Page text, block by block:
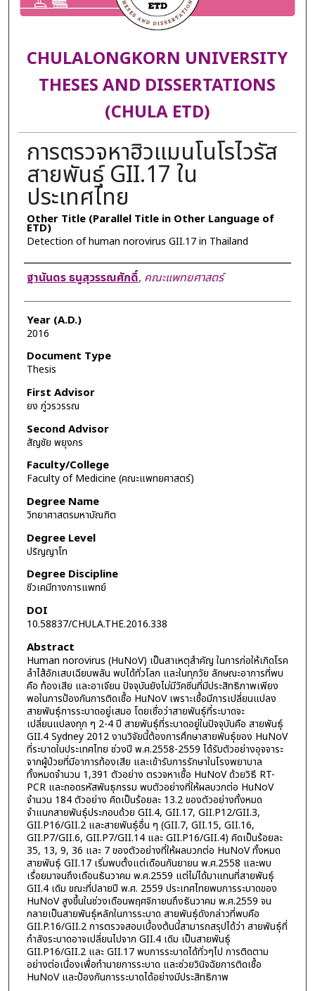
CHULALONGKORN UNIVERSITY
THESES AND DISSERTATIONS
(CHULA ETD)
การตรวจหาฮิวแมนโนโรไวรัส
สายพันธุ์ GII.17 ใน
ประเทศไทย
Other Title (Parallel Title in Other Language of
ETD)
Detection of human norovirus GII.17 in Thailand
Author
ฐานันดร ธนูสุวรรณศักดิ์, คณะแพทยศาสตร์
Year (A.D.)
2016
Document Type
Thesis
First Advisor
ยง ภู่วรวรรณ
Second Advisor
สัญชัย พยุงภร
Faculty/College
Faculty of Medicine (คณะแพทยศาสตร์)
Degree Name
วิทยาศาสตรมหาบัณฑิต
Degree Level
ปริญญาโท
Degree Discipline
ชีวเคมีทางการแพทย์
DOI
10.58837/CHULA.THE.2016.338
Abstract
Human norovirus (HuNoV) เป็นสาเหตุสำคัญ ในการก่อให้เกิดโรค
ลำไส้อักเสบเฉียบพลัน พบได้ทั่วโลก และในทุกวัย ลักษณะอาการที่พบ
คือ ท้องเสีย และอาเจียน ปัจจุบันยังไม่มีวัคซีนที่มีประสิทธิภาพเพียง
พอในการป้องกันการติดเชื้อ HuNoV เพราะเชื้อมีการเปลี่ยนแปลง
สายพันธุ์การระบาดอยู่เสมอ โดยเชื่อว่าสายพันธุ์ที่ระบาดจะ
เปลี่ยนแปลงทุก ๆ 2-4 ปี สายพันธุ์ที่ระบาดอยู่ในปัจจุบันคือ สายพันธุ์
GII.4 Sydney 2012 งานวิจัยนี้ต้องการศึกษาสายพันธุ์ของ HuNoV
ที่ระบาดในประเทศไทย ช่วงปี พ.ศ.2558-2559 ได้รับตัวอย่างอุจจาระ
จากผู้ป่วยที่มีอาการท้องเสีย และเข้ารับการรักษาในโรงพยาบาล
ทั้งหมดจำนวน 1,391 ตัวอย่าง ตรวจหาเชื้อ HuNoV ด้วยวิธี RT-
PCR และถอดรหัสพันธุกรรม พบตัวอย่างที่ให้ผลบวกต่อ HuNoV
จำนวน 184 ตัวอย่าง คิดเป็นร้อยละ 13.2 ของตัวอย่างทั้งหมด
จำแนกสายพันธุ์ประกอบด้วย GII.4, GII.17, GII.P12/GII.3,
GII.P16/GII.2 และสายพันธุ์อื่น ๆ (GII.7, GII.15, GII.16,
GII.P7/GII.6, GII.P7/GII.14 และ GII.P16/GII.4) คิดเป็นร้อยละ
35, 13, 9, 36 และ 7 ของตัวอย่างที่ให้ผลบวกต่อ HuNoV ทั้งหมด
สายพันธุ์ GII.17 เริ่มพบตั้งแต่เดือนกันยายน พ.ศ.2558 และพบ
เรื่อยมาจนถึงเดือนธันวาคม พ.ศ.2559 แต่ไม่ได้มาแทนที่สายพันธุ์
GII.4 เดิม ขณะที่ปลายปี พ.ศ. 2559 ประเทศไทยพบการระบาดของ
HuNoV สูงขึ้นในช่วงเดือนพฤศจิกายนถึงธันวาคม พ.ศ.2559 จน
กลายเป็นสายพันธุ์หลักในการระบาด สายพันธุ์ดังกล่าวที่พบคือ
GII.P.16/GII.2 การตรวจสอบเบื้องต้นนี้สามารถสรุปได้ว่า สายพันธุ์ที่
กำลังระบาดอาจเปลี่ยนไปจาก GII.4 เดิม เป็นสายพันธุ์
GII.P16/GII.2 และ GII.17 พบการระบาดได้ทั่วๆไป การติดตาม
อย่างต่อเนื่องเพื่อทำนายการระบาด และช่วยวินิจฉัยการติดเชื้อ
HuNoV และป้องกันการระบาดได้อย่างมีประสิทธิภาพ